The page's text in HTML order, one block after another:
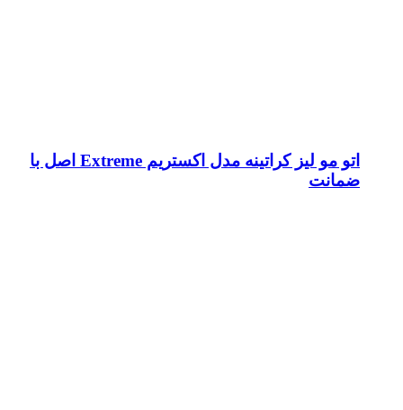
اتو مو لیز کراتینه مدل اکستریم Extreme اصل با
ضمانت